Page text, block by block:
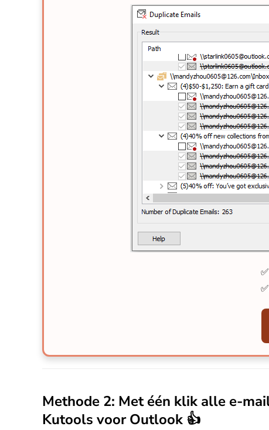
✅
✅
Methode 2: Met één klik alle e-
Kutools voor Outlook 👍